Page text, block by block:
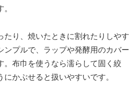
たり、焼いたときに割れたりしやす
ンプルで、ラップや発酵用のカバー
。布巾を使うなら濡らして固く絞
にかぶせると扱いやすいです。